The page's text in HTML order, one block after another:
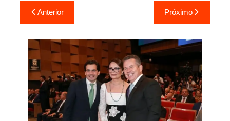
Navegação
de
Post
Anterior Próximo